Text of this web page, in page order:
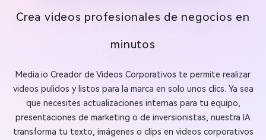
Crea videos profesionales de negocios en
minutos
Media.io Creador de Videos Corporativos te permite realizar
videos pulidos y listos para la marca en solo unos clics. Ya sea
que necesites actualizaciones internas para tu equipo,
presentaciones de marketing o de inversionistas, nuestra IA
transforma tu texto, imágenes o clips en videos corporativos